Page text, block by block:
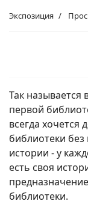
Экспозиция
Так называется
первой
всегда
библиотеки
истории - у
есть своя
библиотеки.